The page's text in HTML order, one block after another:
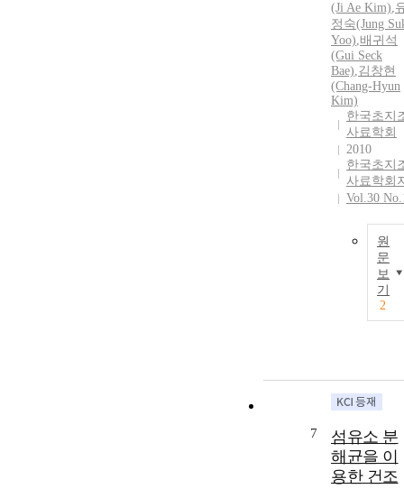
(Ji Ae Kim),
정숙(Jung
Yoo),배귀석
(Gui Seck
Bae),김창현
(Chang-Hyun
Kim)
한국초지
사료학회
2010
한국초지
사료학회
Vol.30
원
문
보
기
2
7
섬유소 분
해균을 이
용한 건조